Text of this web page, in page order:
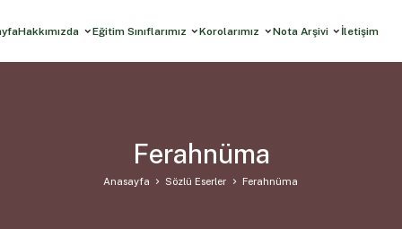
Hakkımızda Eğitim Sınıflarımız Korolarımız Nota Arşivi İletişim
Ferahnüma
Anasayfa Sözlü Eserler Ferahnüma